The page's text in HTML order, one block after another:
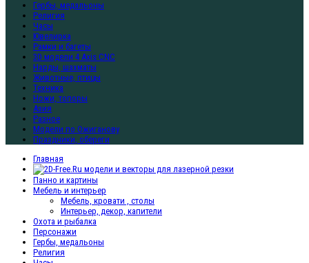
Гербы, медальоны
Религия
Часы
Ювелирка
Рамки и багеты
3D модели 4 Axis CNC
Нарды, шахматы
Животные, птицы
Техника
Ножи, топоры
Азия
Разное
Модели по Ожиганову
Праздники, обереги
Главная
Панно и картины
Мебель и интерьер
Мебель, кровати , столы
Интерьер, декор, капители
Охота и рыбалка
Персонажи
Гербы, медальоны
Религия